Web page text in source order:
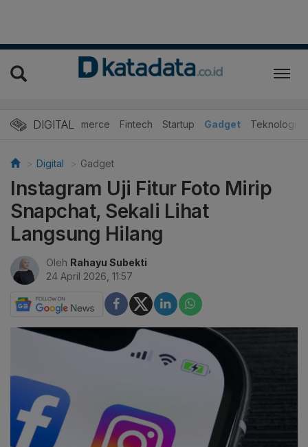
DIGITALE-Commerce Fintech Startup Gadget Teknologi
Digital Gadget
Instagram Uji Fitur Foto Mirip
Snapchat, Sekali Lihat
Langsung Hilang
Oleh Rahayu Subekti
24 April 2026, 11:57